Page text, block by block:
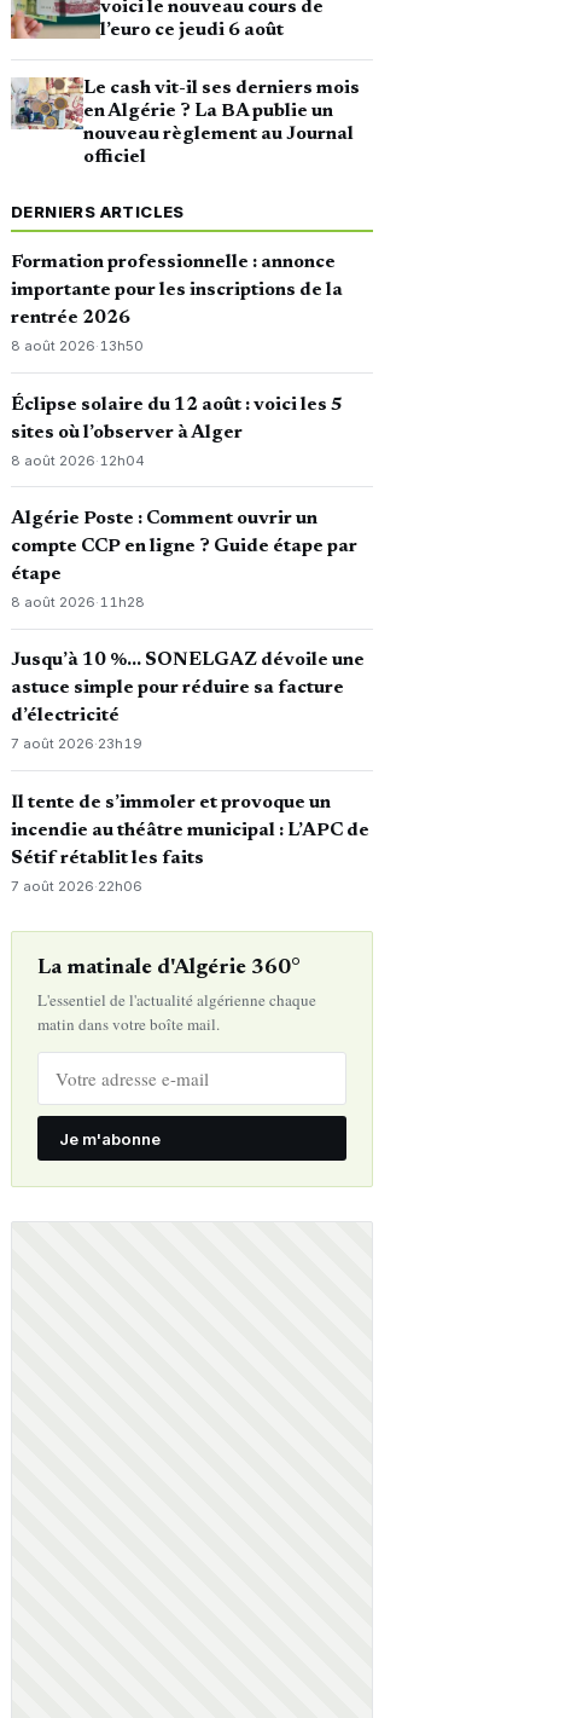
voici le nouveau cours de
l’euro ce jeudi 6 août
Le cash vit-il ses derniers mois
en Algérie ? La BA publie un
nouveau règlement au Journal
officiel
DERNIERS ARTICLES
Formation professionnelle : annonce
importante pour les inscriptions de la
rentrée 2026
8 août 2026·13h50
Éclipse solaire du 12 août : voici les 5
sites où l’observer à Alger
8 août 2026· 12h04
Algérie Poste : Comment ouvrir un
compte CCP en ligne ? Guide étape par
étape
8 août 2026·11h28
Jusqu’à 10 %… SONELGAZ dévoile une
astuce simple pour réduire sa facture
d’électricité
7 août 2026·23h19
Il tente de s’immoler et provoque un
incendie au théâtre municipal : L’APC de
Sétif rétablit les faits
7 août 2026·22h06
La matinale d'Algérie 360°
L'essentiel de l'actualité algérienne chaque
matin dans votre boîte mail.
Je m'abonne